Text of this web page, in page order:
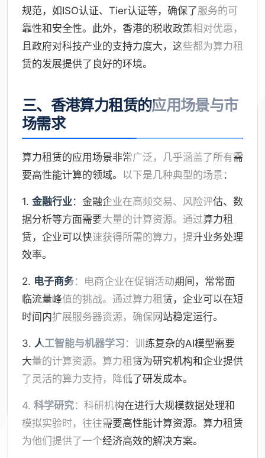
规范，如ISO认证、Tier认证等，确保了服务的可
靠性和安全性。此外，香港的税收政策相对优惠，
且政府对科技产业的支持力度大，这些都为算力租
赁的发展提供了良好的环境。
三、香港算力租赁的应用场景与市
场需求
算力租赁的应用场景非常广泛，几乎涵盖了所有需
要高性能计算的领域。以下是几种典型的场景：
1. 金融行业：金融企业在高频交易、风险评估、数
据分析等方面需要大量的计算资源。通过算力租
赁，企业可以快速获得所需的算力，提升业务处理
效率。
2. 电子商务：电商企业在促销活动期间，常常面
临流量峰值的挑战。通过算力租赁，企业可以在短
时间内扩展服务器资源，确保网站稳定运行。
3. 人工智能与机器学习 ：训练复杂的AI模型需要
大量的计算资源。算力租赁为研究机构和企业提供
了灵活的算力支持，降低了研发成本。
4. 科学研究：科研机构在进行大规模数据处理和
模拟实验时，往往需要高性能计算资源。算力租赁
为他们提供了一个经济高效的解决方案。